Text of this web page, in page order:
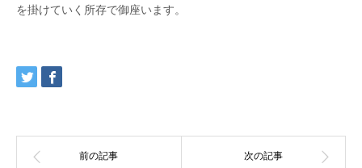
を掛けていく所存で御座います。